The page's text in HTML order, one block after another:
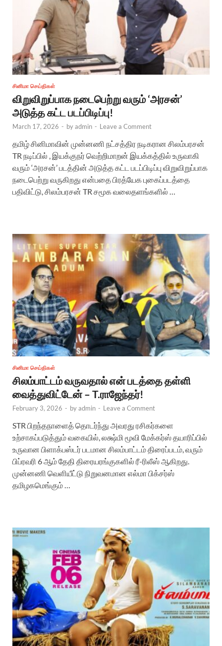
சினிமா செய்திகள்
விறுவிறுப்பாக நடைபெற்று வரும் ‘அரசன்’
அடுத்த கட்ட படப்பிடிப்பு!
March 17, 2026 - byadmin - Leave a Comment
தமிழ் சினிமாவின் முன்னணி நட்சத்திர நடிகரான சிலம்பரசன்
TR நடிப்பில் , இயக்குநர் வெற்றிமாறன் இயக்கத்தில் உருவாகி
வரும் ‘அரசன்’ படத்தின் அடுத்த கட்ட படப்பிடிப்பு விறுவிறுப்பாக
நடைபெற்று வருகிறது என்பதை பிரத்யேக புகைப்படத்தை
பதிவிட்டு, சிலம்பரசன் TR சமூக வலைதளங்களில் …
சினிமா செய்திகள்
சிலம்பாட்டம் வருவதால் என் படத்தை தள்ளி
வைத்துவிட்டேன் – T.ராஜேந்தர்!
February 3, 2026 - byadmin - Leave a Comment
STR பிறந்தநாளைத் தொடர்ந்து அவரது ரசிகர்களை
உற்சாகப்படுத்தும் வகையில், லக்ஷ்மி மூவி மேக்கர்ஸ் தயாரிப்பில்
உருவான பிளாக்பஸ்டர் படமான சிலம்பாட்டம் திரைப்படம், வரும்
பிப்ரவரி 6 ஆம் தேதி திரையரங்குகளில் ரீ-ரிலீஸ் ஆகிறது.
முன்னணி வெளியீட்டு நிறுவனமான எல்மா பிக்சர்ஸ்
தமிழகமெங்கும் …